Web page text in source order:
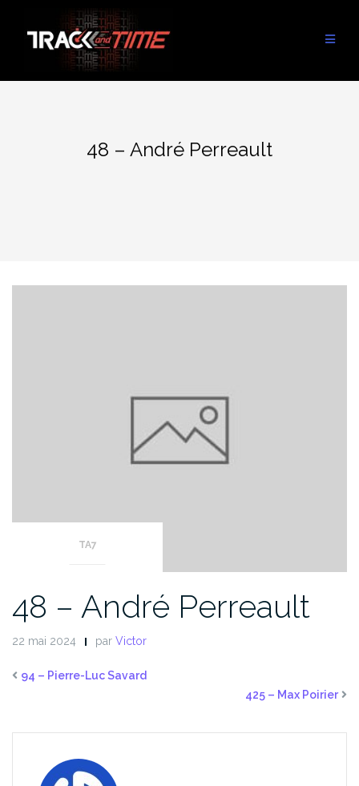
contenu
48 – André Perreault
TA7
48 – André Perreault
22 mai 2024 par Victor
94 – Pierre-Luc Savard
425 – Max Poirier